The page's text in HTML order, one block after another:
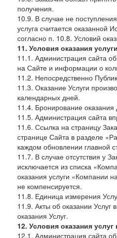
получения.
10.9. В случае не
услуга считается оказанной
согласно п. 10.8. Условий
11. Условия оказания
11.1. Администрация сайта
на Сайте и информации о
11.2. Непосредственно
11.3. Оказание Услуги
календарных дней.
11.4. Бронирование
11.5. Администрация сайта
11.6. Ссылка на страницу
странице Сайта в разделе
каждом обновлении главной
11.7. В случае отсутствия у
исключается из списка
оказания услуги «Компании
не компенсируется.
11.8. Единица измерения
11.9. Акты об оказании
оказания Услуг.
12. Условия оказания
12.1. Администрация сайта